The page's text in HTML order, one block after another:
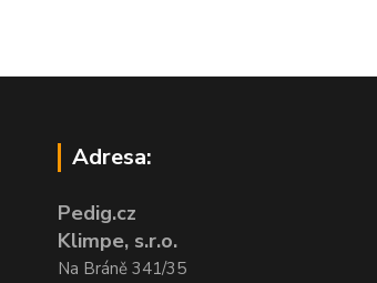
Adresa:
Pedig.cz
Klimpe, s.r.o.
Na Bráně 341/35